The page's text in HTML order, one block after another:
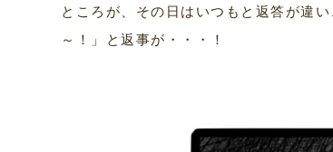
ところが、その日はいつもと返答が違
～！」と返事が・・・！